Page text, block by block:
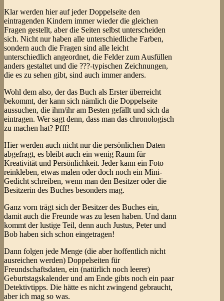
Klar werden hier auf jeder Doppelseite den
eintragenden Kindern immer wieder die gleichen
Fragen gestellt, aber die Seiten selbst unterscheiden
sich. Nicht nur haben alle unterschiedliche Farben,
sondern auch die Fragen sind alle leicht
unterschiedlich angeordnet, die Felder zum Ausfüllen
anders gestaltet und die ???-typischen Zeichnungen,
die es zu sehen gibt, sind auch immer anders.
Wohl dem also, der das Buch als Erster überreicht
bekommt, der kann sich nämlich die Doppelseite
aussuchen, die ihm/ihr am Besten gefällt und sich da
eintragen. Wer sagt denn, dass man das chronologisch
zu machen hat? Pfff!
Hier werden auch nicht nur die persönlichen Daten
abgefragt, es bleibt auch ein wenig Raum für
Kreativität und Persönlichkeit. Jeder kann ein Foto
reinkleben, etwas malen oder doch noch ein Mini-
Gedicht schreiben, wenn man den Besitzer oder die
Besitzerin des Buches besonders mag.
Ganz vorn trägt sich der Besitzer des Buches ein,
damit auch die Freunde was zu lesen haben. Und dann
kommt der lustige Teil, denn auch Justus, Peter und
Bob haben sich schon eingetragen!
Dann folgen jede Menge (die aber hoffentlich nicht
ausreichen werden) Doppelseiten für
Freundschaftsdaten, ein (natürlich noch leerer)
Geburtstagskalender und am Ende gibts noch ein paar
Detektivtipps. Die hätte es nicht zwingend gebraucht,
aber ich mag so was.